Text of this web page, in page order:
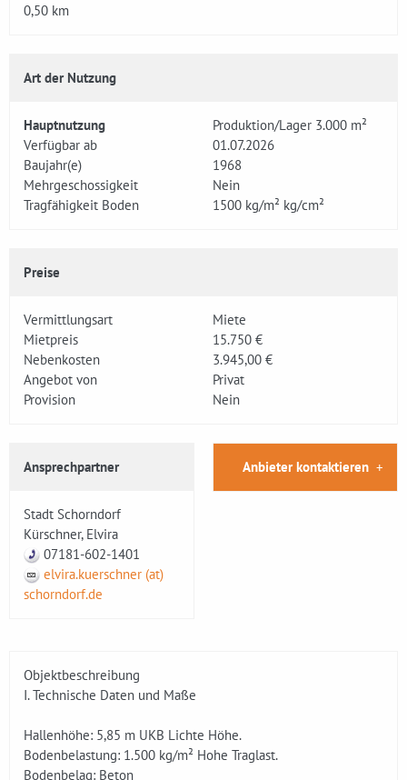
0,50 km
Art der Nutzung
Hauptnutzung
Produktion/Lager 3.000 m²
Verfügbar ab
01.07.2026
Baujahr(e)
1968
Mehrgeschossigkeit
Nein
Tragfähigkeit Boden
1500 kg/m² kg/cm²
Preise
Vermittlungsart
Miete
Mietpreis
15.750 €
Nebenkosten
3.945,00 €
Angebot von
Privat
Provision
Nein
Ansprechpartner
Stadt Schorndorf
Kürschner, Elvira
07181-602-1401
elvira.kuerschner (at)
schorndorf.de
Anbieter kontaktieren
Objektbeschreibung
I. Technische Daten und Maße
Hallenhöhe: 5,85 m UKB Lichte Höhe.
Bodenbelastung: 1.500 kg/m² Hohe Traglast.
Bodenbelag: Beton